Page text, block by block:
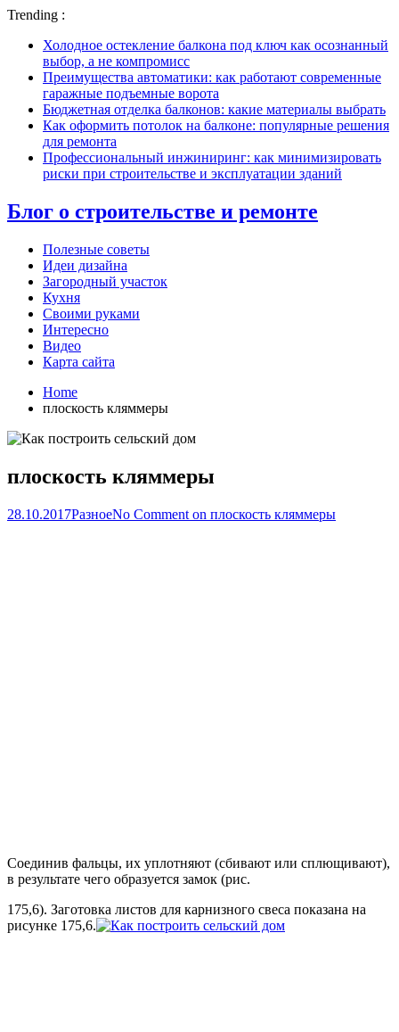
Trending :
Холодное остекление балкона под ключ как осознанный
выбор, а не компромисс
Преимущества автоматики: как работают современные
гаражные подъемные ворота
Бюджетная отделка балконов: какие материалы выбрать
Как оформить потолок на балконе: популярные решения
для ремонта
Профессиональный инжиниринг: как минимизировать
риски при строительстве и эксплуатации зданий
Блог о строительстве и ремонте
Полезные советы
Идеи дизайна
Загородный участок
Кухня
Своими руками
Интересно
Видео
Карта сайта
Home
плоскость кляммеры
плоскость кляммеры
28.10.2017РазноеNo Comment on плоскость кляммеры
Соединив фальцы, их уплотняют (сбивают или сплющивают),
в результате чего образуется замок (рис.
175,6). Заготовка листов для карнизного свеса показана на
рисунке 175,6.